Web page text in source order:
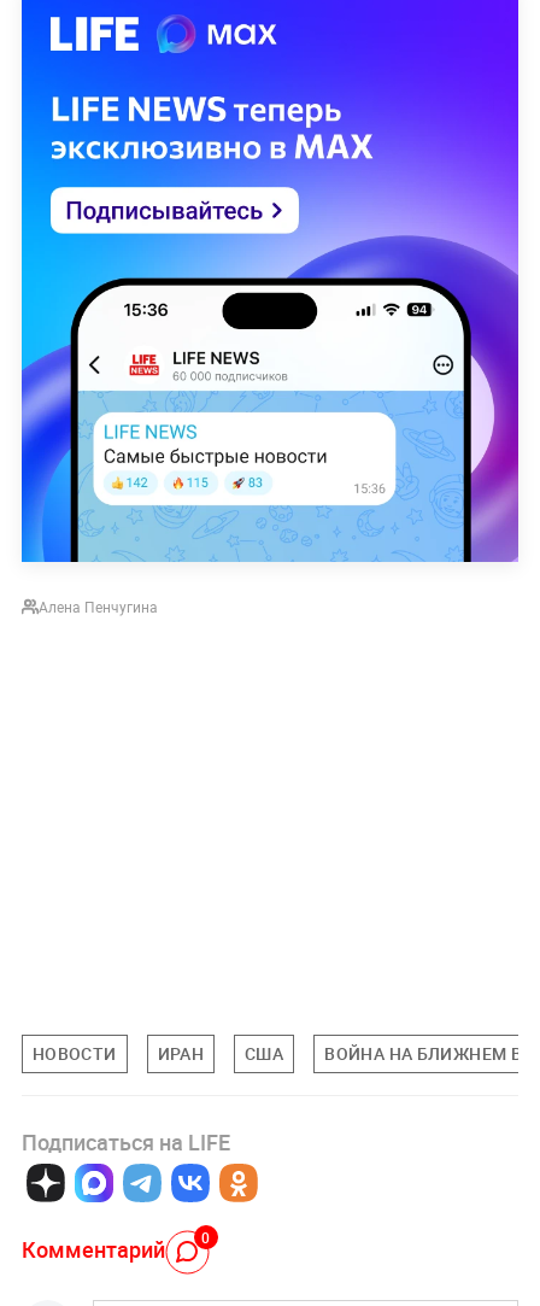
Алена Пенчугина
НОВОСТИ ИРАН США ВОЙНА НА БЛИЖНЕМ
Подписаться на LIFE
Комментарий 0